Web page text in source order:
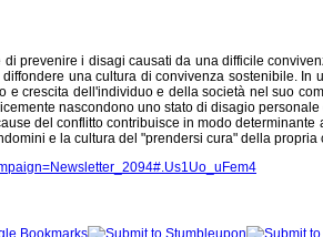
prevenire i disagi causati da una difficile
una cultura di convivenza sostenibile.
crescita dell'individuo e della società nel suo
nascondono uno stato di disagio
del conflitto contribuisce in modo
e la cultura del "prendersi cura" della propria